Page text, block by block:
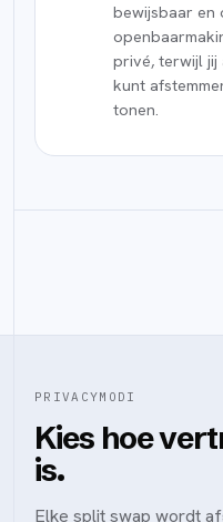
bewijsbaar en
privé, terwijl jij
kunt
tonen.
PRIVACYMODI
Kies hoe
is.
Elke split swap wordt